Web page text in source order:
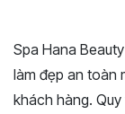
Spa Hana
làm đẹp an toàn
khách hàng.